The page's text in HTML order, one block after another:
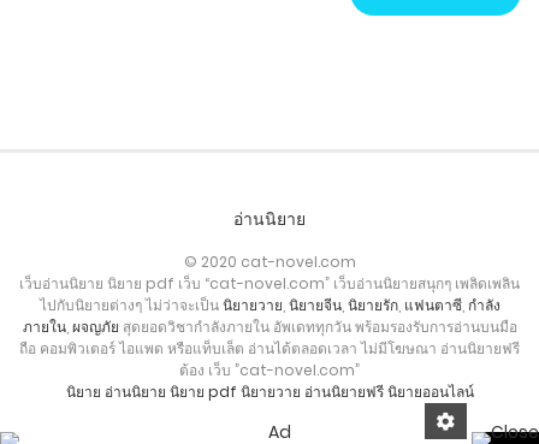
อ่านนิยาย
© 2020 cat-novel.com
เว็บอ่านนิยาย นิยาย pdf เว็บ “cat-novel.com” เว็บอ่านนิยายสนุกๆ เพลิดเพลิน
ไปกับนิยายต่างๆ ไม่ว่าจะเป็นนิยายวาย นิยายจีน, นิยายรัก, แฟนตาซี, กำลัง
ภายใน, ผจญภัย สุดยอดวิชากำลังภายใน อัพเดททุกวัน พร้อมรองรับการอ่านบนมือ
ถือ คอมพิวเตอร์ ไอแพด หรือแท็บเล็ต อ่านได้ตลอดเวลา ไม่มีโฆษณา อ่านนิยายฟรี
ต้อง เว็บ ”cat-novel.com”
นิยาย อ่านนิยาย นิยาย pdf นิยายวาย อ่านนิยายฟรี นิยายออนไลน์